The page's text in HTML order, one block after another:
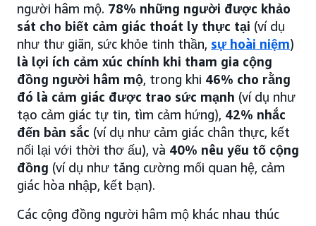
người hâm mộ. 78% những người được khảo
sát cho biết cảm giác thoát ly thực tại (ví dụ
như thư giãn, sức khỏe tinh thần, sự hoài niệm)
là lợi ích cảm xúc chính khi tham gia cộng
đồng người hâm mộ, trong khi 46% cho rằng
đó là cảm giác được trao sức mạnh (ví dụ như
tạo cảm giác tự tin, tìm cảm hứng), 42% nhắc
đến bản sắc (ví dụ như cảm giác chân thực, kết
nối lại với thời thơ ấu), và 40% nêu yếu tố cộng
đồng (ví dụ như tăng cường mối quan hệ, cảm
giác hòa nhập, kết bạn).
Các cộng đồng người hâm mộ khác nhau thúc